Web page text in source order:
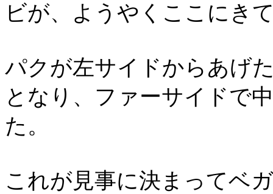
ビが、ようやくここにき
パクが左サイドからあげ
となり、ファーサイドで
た。
これが見事に決まってベ